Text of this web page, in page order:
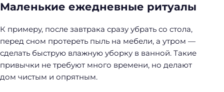
Маленькие ежедневные ритуалы
К примеру, после завтрака сразу убрать со стола,
перед сном протереть пыль на мебели, а утром —
сделать быструю влажную уборку в ванной. Такие
привычки не требуют много времени, но делают
дом чистым и опрятным.